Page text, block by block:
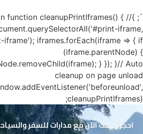
function cleanupPrintIframes() {
iframe,
iframes.forEach(iframe => { if
(iframe.parentNode) {
} }); }// Auto
cleanup on page unload
cleanupPrintIframes);
احجز رحلتك الآن مع مدارات للسفر